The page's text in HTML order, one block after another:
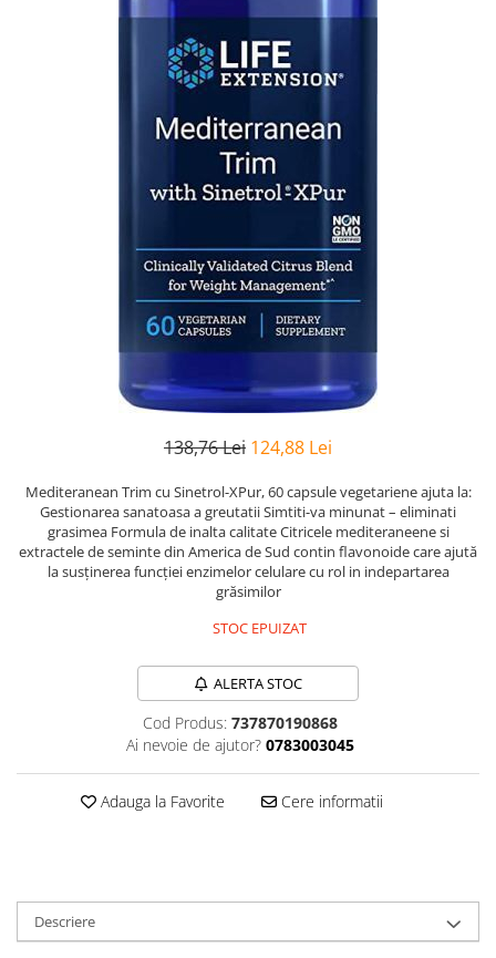
Pileje Laboratoire
Pure Nutrition USA
Quicksilver Scientific
Sanct Bernhard
Seeking Health
Solgar
EFX Sports
138,76 Lei 124,88 Lei
Mediteranean Trim cu Sinetrol-XPur, 60 capsule vegetariene ajuta la:
Gestionarea sanatoasa a greutatii Simtiti-va minunat – eliminati
grasimea Formula de inalta calitate Citricele mediteraneene si
extractele de seminte din America de Sud contin flavonoide care ajută
la susținerea funcției enzimelor celulare cu rol in indepartarea
grăsimilor
STOC EPUIZAT
ALERTA STOC
Cod Produs: 737870190868
Ai nevoie de ajutor? 0783003045
Adauga la Favorite Cere informatii
Descriere